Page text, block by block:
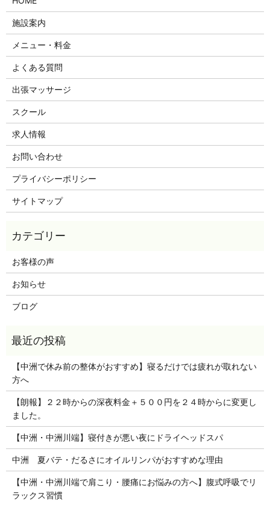
施設案内
メニュー・料金
よくある質問
出張マッサージ
スクール
求人情報
お問い合わせ
プライバシーポリシー
サイトマップ
お客様の声
お知らせ
ブログ
【中洲で休み前の整体がおすすめ】寝るだけでは疲れが取れない
方へ
【朗報】２２時からの深夜料金＋５００円を２４時からに変更し
ました。
【中洲・中洲川端】寝付きが悪い夜にドライヘッドスパ
中洲 夏バテ・だるさにオイルリンパがおすすめな理由
【中洲・中洲川端で肩こり・腰痛にお悩みの方へ】腹式呼吸でリ
ラックス習慣